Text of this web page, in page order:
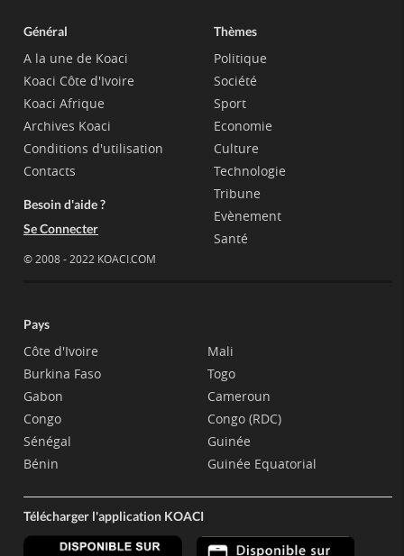
Général
A la une de Koaci
Koaci Côte d'Ivoire
Koaci Afrique
Archives Koaci
Conditions d'utilisation
Contacts
Besoin d'aide ?
Se Connecter
© 2008 - 2022 KOACI.COM
Thèmes
Politique
Société
Sport
Economie
Culture
Technologie
Tribune
Evènement
Santé
Pays
Côte d'Ivoire
Burkina Faso
Gabon
Congo
Sénégal
Bénin
Mali
Togo
Cameroun
Congo (RDC)
Guinée
Guinée Equatorial
Télécharger l'application KOACI